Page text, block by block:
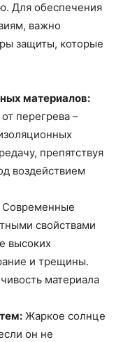
Для обеспечения
важно
защиты, которые
материалов:
перегрева –
препятствуя
воздействием
Современные
свойствами
высоких
и трещины.
материала
Жаркое солнце
он не